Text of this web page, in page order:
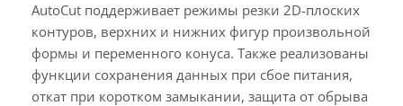
AutoCut поддерживает режимы резки 2D-плоских
контуров, верхних и нижних фигур произвольной
формы и переменного конуса. Также реализованы
функции сохранения данных при сбое питания,
откат при коротком замыкании, защита от обрыва